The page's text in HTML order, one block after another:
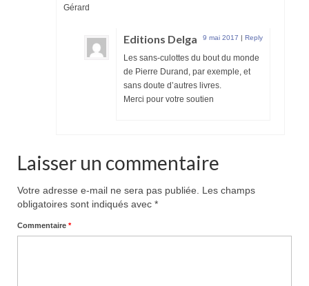
Gérard
Editions Delga 9 mai 2017 | Reply
Les sans-culottes du bout du monde
de Pierre Durand, par exemple, et
sans doute d’autres livres.
Merci pour votre soutien
Laisser un commentaire
Votre adresse e-mail ne sera pas publiée.
Les champs
obligatoires sont indiqués avec *
Commentaire *